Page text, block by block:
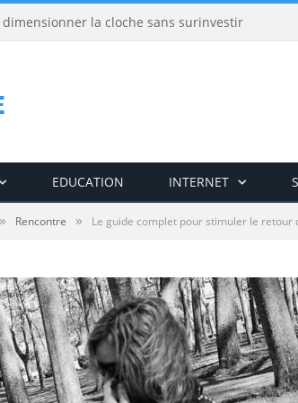
dimensionner la cloche sans surinvestir
EDUCATION INTERNET
» Rencontre » Le guide complet pour stimuler le retour